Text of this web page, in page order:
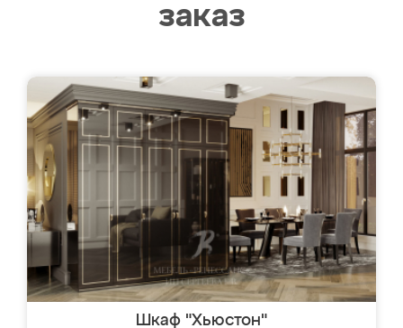
заказ
Шкаф "Хьюстон"